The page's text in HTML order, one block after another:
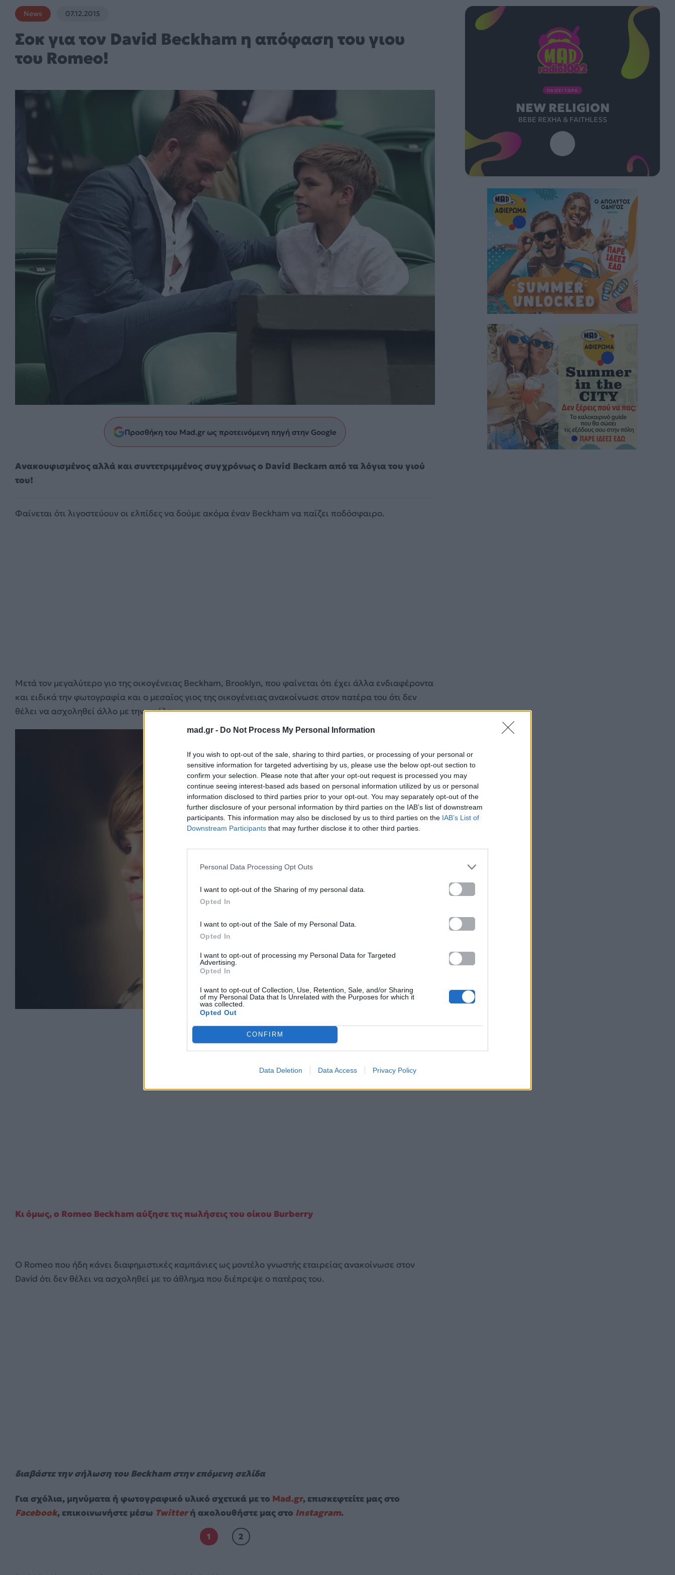
mad.gr - Do Not Process My Personal Information
If you wish to opt-out of the sale, sharing to third parties, or processing of your personal or
sensitive information for targeted advertising by us, please use the below opt-out section to
confirm your selection. Please note that after your opt-out request is processed you may
continue seeing interest-based ads based on personal information utilized by us or personal
information disclosed to third parties prior to your opt-out. You may separately opt-out of the
further disclosure of your personal information by third parties on the IAB’s list of downstream
participants. This information may also be disclosed by us to third parties on the IAB’s List of
Downstream Participants that may further disclose it to other third parties.
Personal Data Processing Opt Outs
I want to opt-out of the Sharing of my personal data.
Opted In
I want to opt-out of the Sale of my Personal Data.
Opted In
I want to opt-out of processing my Personal Data for Targeted
Advertising.
Opted In
I want to opt-out of Collection, Use, Retention, Sale, and/or Sharing
of my Personal Data that Is Unrelated with the Purposes for which it
was collected.
Opted Out
CONFIRM
Data Deletion Data Access Privacy Policy
News 07.12.2015
Σοκ για τον David Beckham η απόφαση του γιου
του Romeo!
Προσθήκη του Mad.gr ως προτεινόμενη πηγή στην Google
Aνακουφισμένος αλλά και συντετριμμένος συγχρόνως o David Beckam από τα λόγια του γιού
του!
Φαίνεται ότι λιγοστεύουν οι ελπίδες να δούμε ακόμα έναν Beckham να παίζει ποδόσφαιρο.
Μετά τον μεγαλύτερο γιο της οικογένειας Beckham, Brooklyn, που φαίνεται ότι έχει άλλα ενδιαφέροντα
και ειδικά την φωτογραφία και ο μεσαίος γιος της οικογένειας ανακοίνωσε στον πατέρα του ότι δεν
θέλει να ασχοληθεί άλλο με την μπάλα.
Κι όμως, ο Romeo Beckham αύξησε τις πωλήσεις του οίκου Burberry
Ο Romeo που ήδη κάνει διαφημιστικές καμπάνιες ως μοντέλο γνωστής εταιρείας ανακοίνωσε στoν
David ότι δεν θέλει να ασχοληθεί με το άθλημα που διέπρεψε ο πατέρας του.
διαβάστε την σήλωση του Beckham στην επόμενη σελίδα
Για σχόλια, μηνύματα ή φωτογραφικό υλικό σχετικά με το Mad.gr, επισκεφτείτε μας στο
Facebook, επικοινωνήστε μέσω Twitterή ακολουθήστε μας στο Instagram.
1 2
ΠΑΙΖΕΙ ΤΩΡΑ
NEW RELIGION
BEBE REXHA & FAITHLESS